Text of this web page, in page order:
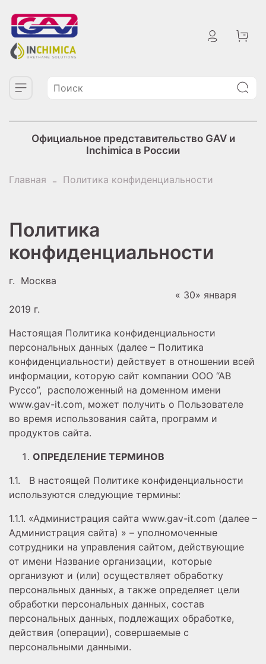
Официальное представительство GAV и
Inchimica в России
Главная Политика конфиденциальности
Политика
конфиденциальности
г. Москва
« 30» января
2019 г.
Настоящая Политика конфиденциальности
персональных данных (далее – Политика
конфиденциальности) действует в отношении всей
информации, которую сайт компании ООО “АВ
Руссо”, расположенный на доменном имени
www.gav-it.com, может получить о Пользователе
во время использования сайта, программ и
продуктов сайта.
ОПРЕДЕЛЕНИЕ ТЕРМИНОВ
1.1. В настоящей Политике конфиденциальности
используются следующие термины:
1.1.1. «Администрация сайта www.gav-it.com (далее –
Администрация сайта) » – уполномоченные
сотрудники на управления сайтом, действующие
от имени Название организации, которые
организуют и (или) осуществляет обработку
персональных данных, а также определяет цели
обработки персональных данных, состав
персональных данных, подлежащих обработке,
действия (операции), совершаемые с
персональными данными.